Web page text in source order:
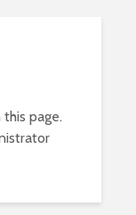
page.